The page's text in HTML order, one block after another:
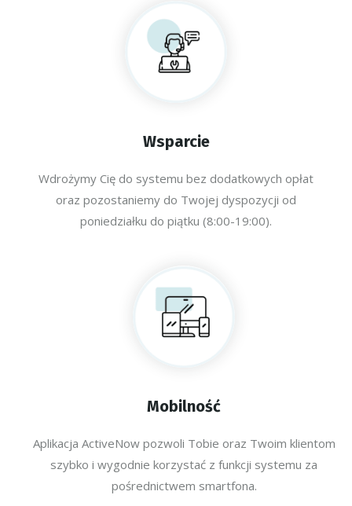
Wsparcie
Wdrożymy Cię do systemu bez dodatkowych opłat
oraz pozostaniemy do Twojej dyspozycji od
poniedziałku do piątku (8:00-19:00).
Mobilność
Aplikacja ActiveNow pozwoli Tobie oraz Twoim klientom
szybko i wygodnie korzystać z funkcji systemu za
pośrednictwem smartfona.